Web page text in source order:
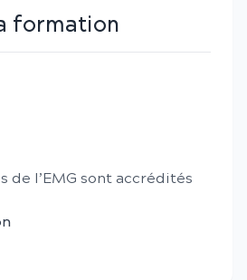
formation
de l’EMG sont accrédités